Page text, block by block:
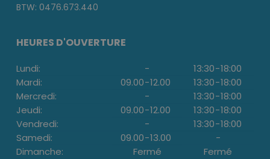
BTW: 0476.673.440
HEURES D'OUVERTURE
Lundi: - 13:30-18:00
Mardi:
09.00-12.00 13:30-18:00
Mercredi:
- 13:30-18:00
Jeudi:
09.00-12.00 13:30-18:00
Vendredi:
- 13:30-18:00
Samedi:
09.00-13.00
-
Dimanche:
Fermé Fermé